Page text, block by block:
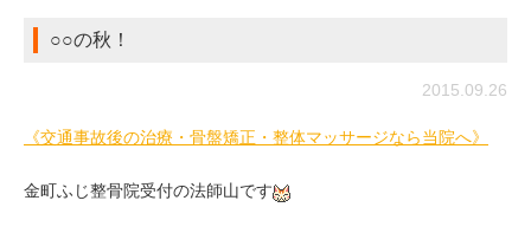
○○の秋！
2015.09.26
《交通事故後の治療・骨盤矯正・整体マッサージなら当院へ》
金町ふじ整骨院受付の法師山です